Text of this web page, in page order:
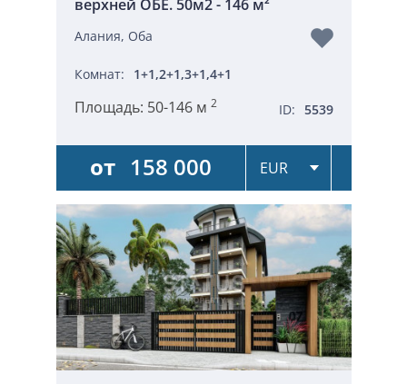
верхней ОБЕ. 50м2 - 146 м²
Алания, Оба
Комнат: 1+1,2+1,3+1,4+1
Площадь: 50-146 м 2 ID: 5539
от 158 000